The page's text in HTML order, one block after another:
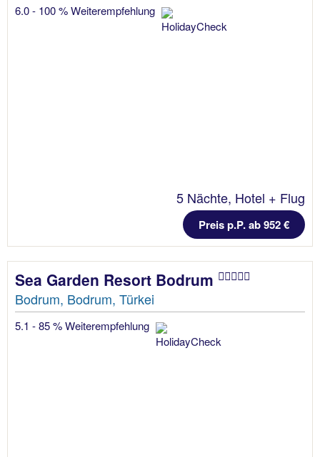
6.0 - 100 % Weiterempfehlung
5 Nächte, Hotel + Flug
Preis p.P. ab 952 €
Sea Garden Resort Bodrum
Bodrum, Bodrum, Türkei
5.1 - 85 % Weiterempfehlung